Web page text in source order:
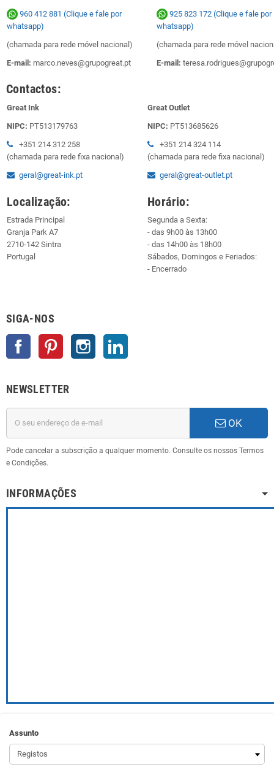
960 412 881 (Clique e fale por
whatsapp)
(chamada para rede móvel nacional)
E-mail: marco.neves@grupogreat.pt
925 823 172 (Clique e fale por
whatsapp)
(chamada para rede móvel
E-mail:
Contactos:
Great Ink
NIPC: PT513179763
+351 214 312 258
(chamada para rede fixa nacional)
geral@great-ink.pt
Great Outlet
NIPC: PT513685626
+351 214 324 114
(chamada para rede fixa nacional)
geral@great-outlet.pt
Localização:
Estrada Principal
Granja Park A7
2710-142 Sintra
Portugal
Horário:
Segunda a Sexta:
- das 9h00 às 13h00
- das 14h00 às 18h00
Sábados, Domingos e Feriados:
- Encerrado
SIGA-NOS
Facebook Pinterest Instagram
NEWSLETTER
OK
Pode cancelar a subscrição a qualquer momento. Consulte os nossos Termos
e Condições.
INFORMAÇÕES
Assunto